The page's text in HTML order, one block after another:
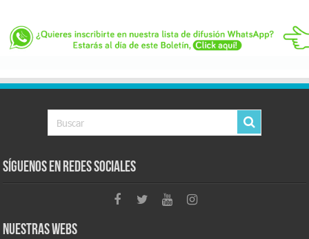
Síguenos en Redes Sociales
Nuestras Webs